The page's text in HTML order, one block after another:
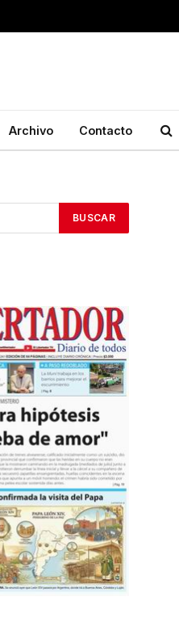
Archivo Contacto